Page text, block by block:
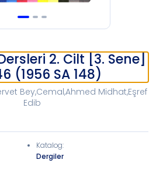
2. Cilt [3. Sene]
(1956 SA 148)
Bey,Cemal,Ahmed Midhat,Eşref
Edib
Katalog:
Dergiler